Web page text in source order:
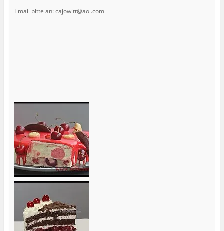
Email bitte an: cajowitt@aol.com